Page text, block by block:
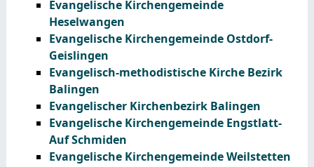
Evangelische Kirchengemeinde
Heselwangen
Evangelische Kirchengemeinde Ostdorf-
Geislingen
Evangelisch-methodistische Kirche Bezirk
Balingen
Evangelischer Kirchenbezirk Balingen
Evangelische Kirchengemeinde Engstlatt-
Auf Schmiden
Evangelische Kirchengemeinde Weilstetten